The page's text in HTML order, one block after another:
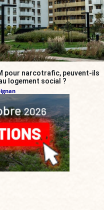
pour narcotrafic, peuvent-ils
logement social ?